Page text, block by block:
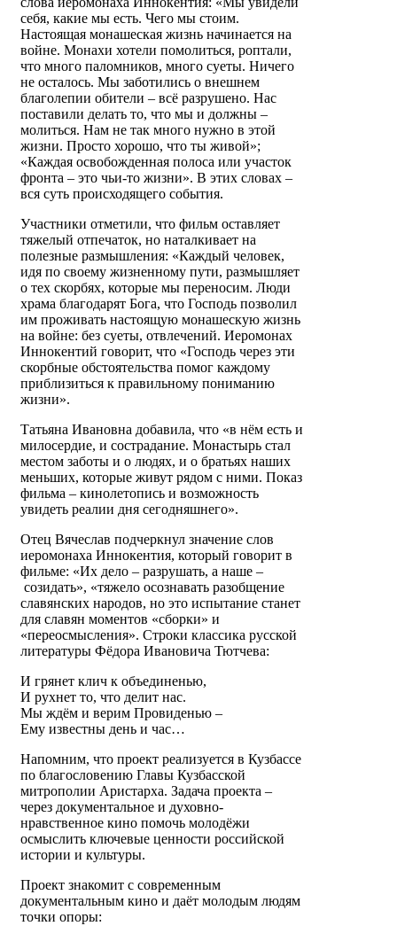
себя, какие мы есть. Чего мы стоим.
Настоящая монашеская жизнь начинается на
войне. Монахи хотели помолиться, роптали,
что много паломников, много суеты. Ничего
не осталось. Мы заботились о внешнем
благолепии обители – всё разрушено. Нас
поставили делать то, что мы и должны –
молиться. Нам не так много нужно в этой
жизни. Просто хорошо, что ты живой»;
«Каждая освобожденная полоса или участок
фронта – это чьи-то жизни». В этих словах –
вся суть происходящего события.
Участники отметили, что фильм оставляет
тяжелый отпечаток, но наталкивает на
полезные размышления: «Каждый человек,
идя по своему жизненному пути, размышляет
о тех скорбях, которые мы переносим. Люди
храма благодарят Бога, что Господь позволил
им проживать настоящую монашескую жизнь
на войне: без суеты, отвлечений. Иеромонах
Иннокентий говорит, что «Господь через эти
скорбные обстоятельства помог каждому
приблизиться к правильному пониманию
жизни».
Татьяна Ивановна добавила, что «в нём есть и
милосердие, и сострадание. Монастырь стал
местом заботы и о людях, и о братьях наших
меньших, которые живут рядом с ними. Показ
фильма – кинолетопись и возможность
увидеть реалии дня сегодняшнего».
Отец Вячеслав подчеркнул значение слов
иеромонаха Иннокентия, который говорит в
фильме: «Их дело – разрушать, а наше –
созидать», «тяжело осознавать разобщение
славянских народов, но это испытание станет
для славян моментов «сборки» и
«переосмысления». Строки классика русской
литературы Фёдора Ивановича Тютчева:
И грянет клич к объединенью,
И рухнет то, что делит нас.
Мы ждём и верим Провиденью –
Ему известны день и час…
Напомним, что проект реализуется в Кузбассе
по благословению Главы Кузбасской
митрополии Аристарха. Задача проекта –
через документальное и духовно-
нравственное кино помочь молодёжи
осмыслить ключевые ценности российской
истории и культуры.
Проект знакомит с современным
документальным кино и даёт молодым людям
точки опоры: